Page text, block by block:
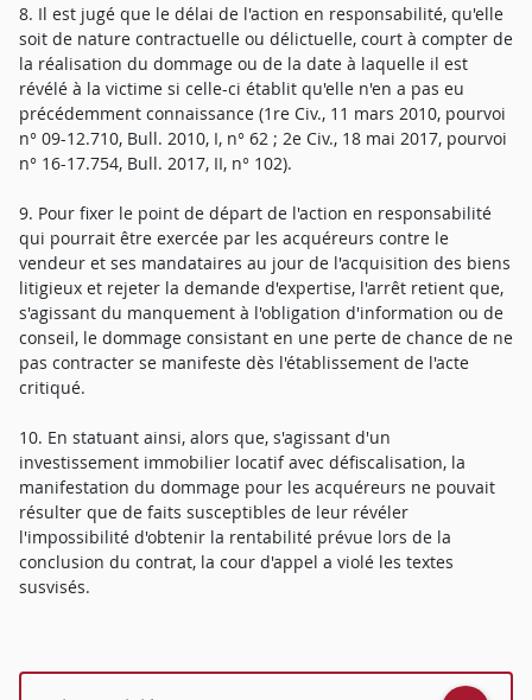
8. Il est jugé que le délai de l'action en responsabilité, qu'elle
soit de nature contractuelle ou délictuelle, court à compter de
la réalisation du dommage ou de la date à laquelle il est
révélé à la victime si celle-ci établit qu'elle n'en a pas eu
précédemment connaissance (1re Civ., 11 mars 2010, pourvoi
n° 09-12.710, Bull. 2010, I, n° 62 ; 2e Civ., 18 mai 2017, pourvoi
n° 16-17.754, Bull. 2017, II, n° 102).
9. Pour fixer le point de départ de l'action en responsabilité
qui pourrait être exercée par les acquéreurs contre le
vendeur et ses mandataires au jour de l'acquisition des biens
litigieux et rejeter la demande d'expertise, l'arrêt retient que,
s'agissant du manquement à l'obligation d'information ou de
conseil, le dommage consistant en une perte de chance de ne
pas contracter se manifeste dès l'établissement de l'acte
critiqué.
10. En statuant ainsi, alors que, s'agissant d'un
investissement immobilier locatif avec défiscalisation, la
manifestation du dommage pour les acquéreurs ne pouvait
résulter que de faits susceptibles de leur révéler
l'impossibilité d'obtenir la rentabilité prévue lors de la
conclusion du contrat, la cour d'appel a violé les textes
susvisés.